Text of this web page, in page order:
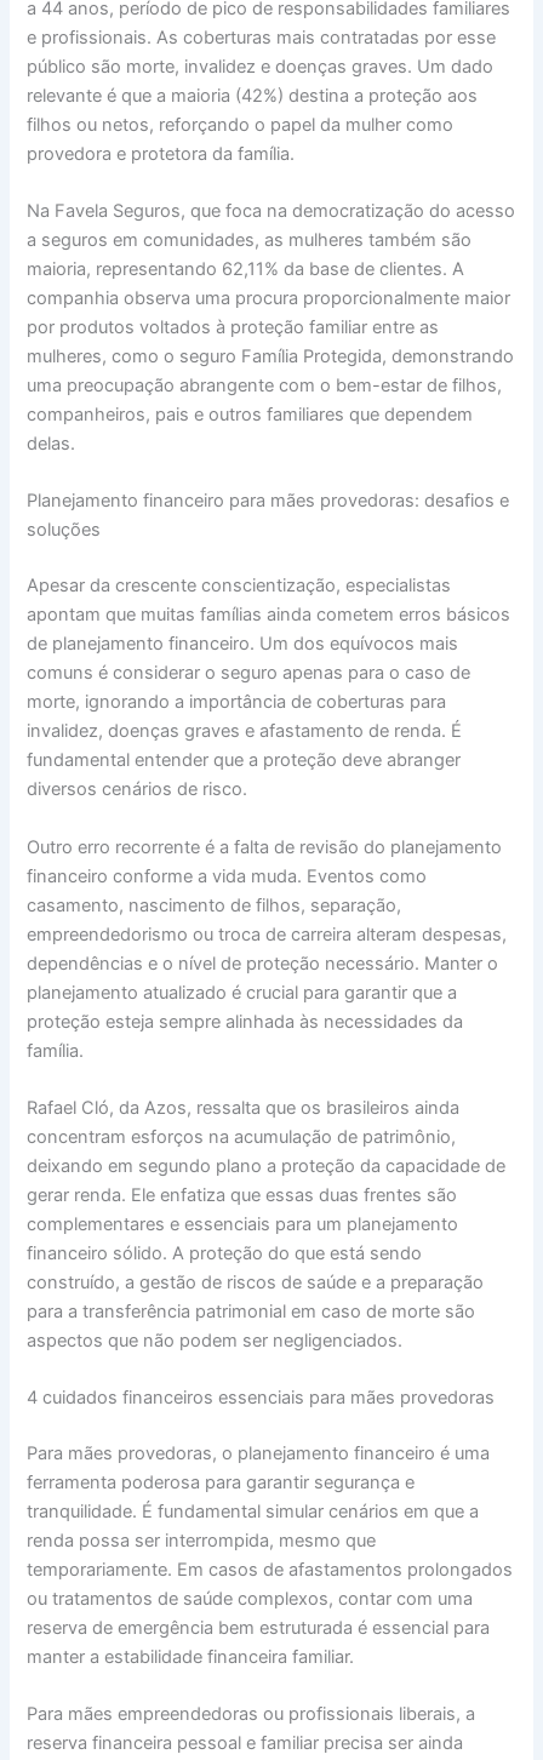
a 44 anos, período de pico de responsabilidades familiares
e profissionais. As coberturas mais contratadas por esse
público são morte, invalidez e doenças graves. Um dado
relevante é que a maioria (42%) destina a proteção aos
filhos ou netos, reforçando o papel da mulher como
provedora e protetora da família.
Na Favela Seguros, que foca na democratização do acesso
a seguros em comunidades, as mulheres também são
maioria, representando 62,11% da base de clientes. A
companhia observa uma procura proporcionalmente maior
por produtos voltados à proteção familiar entre as
mulheres, como o seguro Família Protegida, demonstrando
uma preocupação abrangente com o bem-estar de filhos,
companheiros, pais e outros familiares que dependem
delas.
Planejamento financeiro para mães provedoras: desafios e
soluções
Apesar da crescente conscientização, especialistas
apontam que muitas famílias ainda cometem erros básicos
de planejamento financeiro. Um dos equívocos mais
comuns é considerar o seguro apenas para o caso de
morte, ignorando a importância de coberturas para
invalidez, doenças graves e afastamento de renda. É
fundamental entender que a proteção deve abranger
diversos cenários de risco.
Outro erro recorrente é a falta de revisão do planejamento
financeiro conforme a vida muda. Eventos como
casamento, nascimento de filhos, separação,
empreendedorismo ou troca de carreira alteram despesas,
dependências e o nível de proteção necessário. Manter o
planejamento atualizado é crucial para garantir que a
proteção esteja sempre alinhada às necessidades da
família.
Rafael Cló, da Azos, ressalta que os brasileiros ainda
concentram esforços na acumulação de patrimônio,
deixando em segundo plano a proteção da capacidade de
gerar renda. Ele enfatiza que essas duas frentes são
complementares e essenciais para um planejamento
financeiro sólido. A proteção do que está sendo
construído, a gestão de riscos de saúde e a preparação
para a transferência patrimonial em caso de morte são
aspectos que não podem ser negligenciados.
4 cuidados financeiros essenciais para mães provedoras
Para mães provedoras, o planejamento financeiro é uma
ferramenta poderosa para garantir segurança e
tranquilidade. É fundamental simular cenários em que a
renda possa ser interrompida, mesmo que
temporariamente. Em casos de afastamentos prolongados
ou tratamentos de saúde complexos, contar com uma
reserva de emergência bem estruturada é essencial para
manter a estabilidade financeira familiar.
Para mães empreendedoras ou profissionais liberais, a
reserva financeira pessoal e familiar precisa ser ainda